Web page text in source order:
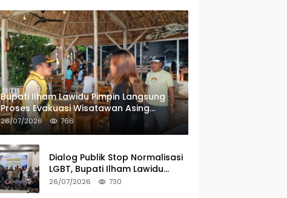
Bupati Ilham Lawidu Pimpin Langsung
Proses Evakuasi Wisatawan Asing
Korban Speedboat Tenggelam
26/07/2026 766
Dialog Publik Stop Normalisasi
LGBT, Bupati Ilham Lawidu
Tegaskan Komitmen Bentuk
26/07/2026 730